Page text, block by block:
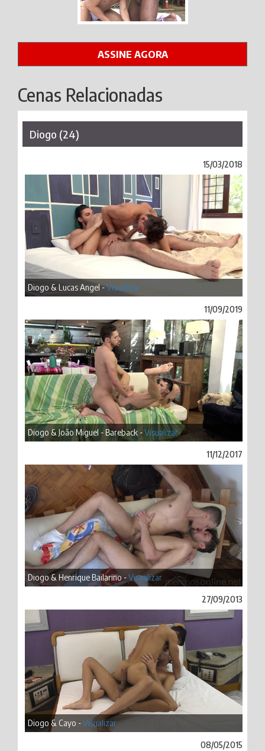
ASSINE AGORA
Cenas Relacionadas
Diogo (24)
15/03/2018
Diogo & Lucas Angel -Visualizar
11/09/2019
Diogo & João Miguel - Bareback -Visualizar
11/12/2017
Diogo & Henrique Bailarino -Visualizar
27/09/2013
Diogo & Cayo -Visualizar
08/05/2015